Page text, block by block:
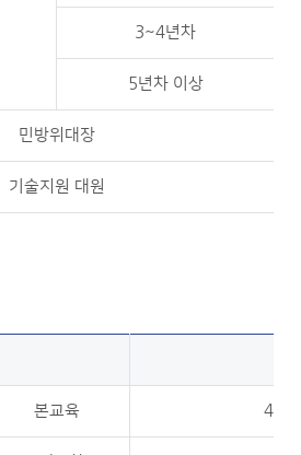
3~4년차
5년차 이상
민방위대장
기술지원 대원
본교육